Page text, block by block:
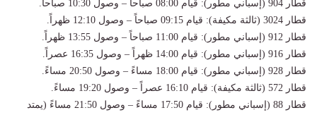
قطار 904 (إسباني مطور): قيام 08:00 صباحاً – وصول 10:30 صباحاً.
قطار 3024 (ثالثة مكيفة): قيام 09:15 صباحاً – وصول 12:10 ظهراً.
قطار 912 (إسباني مطور): قيام 11:00 صباحاً – وصول 13:55 ظهراً.
قطار 916 (إسباني مطور): قيام 14:00 ظهراً – وصول 16:35 عصراً.
قطار 928 (إسباني مطور): قيام 18:00 مساءً – وصول 20:50 مساءً.
قطار 572 (ثالثة مكيفة): قيام 16:10 عصراً – وصول 19:20 مساءً.
قطار 88 (إسباني مطور): قيام 17:50 مساءً – وصول 21:50 مساءً (يمتد